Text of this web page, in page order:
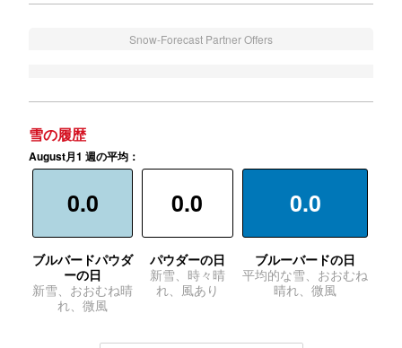
Snow-Forecast Partner Offers
雪の履歴
August月1 週の平均：
0.0
ブルバードパウダ
ーの日
新雪、おおむね晴
れ、微風
0.0
パウダーの日
新雪、時々晴
れ、風あり
0.0
ブルーバードの日
平均的な雪、おおむね
晴れ、微風